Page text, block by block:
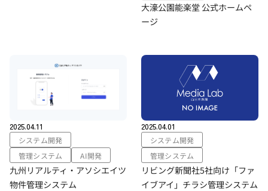
大濠公園能楽堂 公式ホームペ
ージ
2025.04.11
システム開発
管理システム
AI開発
九州リアルティ・アソシエイツ
物件管理システム
2025.04.01
システム開発
管理システム
リビング新聞社5社向け「ファ
イブアイ」チラシ管理システム